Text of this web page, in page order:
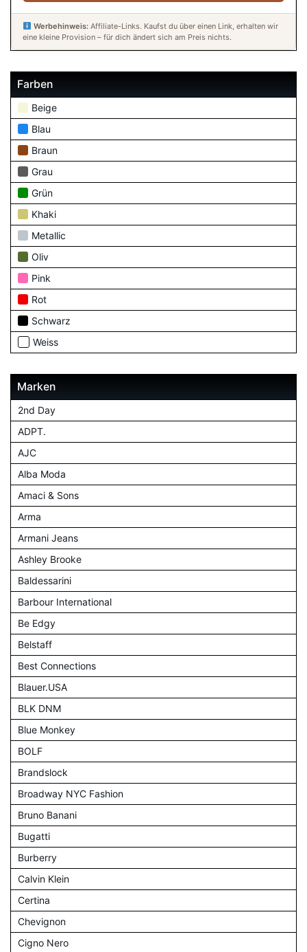
Werbehinweis:Affiliate-Links. Kaufst du über einen Link, erhalten wir
eine kleine Provision – für dich ändert sich am Preis nichts.
Farben
Beige
Blau
Braun
Grau
Grün
Khaki
Metallic
Oliv
Pink
Rot
Schwarz
Weiss
Marken
2nd Day
ADPT.
AJC
Alba Moda
Amaci & Sons
Arma
Armani Jeans
Ashley Brooke
Baldessarini
Barbour International
Be Edgy
Belstaff
Best Connections
Blauer.USA
BLK DNM
Blue Monkey
BOLF
Brandslock
Broadway NYC Fashion
Bruno Banani
Bugatti
Burberry
Calvin Klein
Certina
Chevignon
Cigno Nero